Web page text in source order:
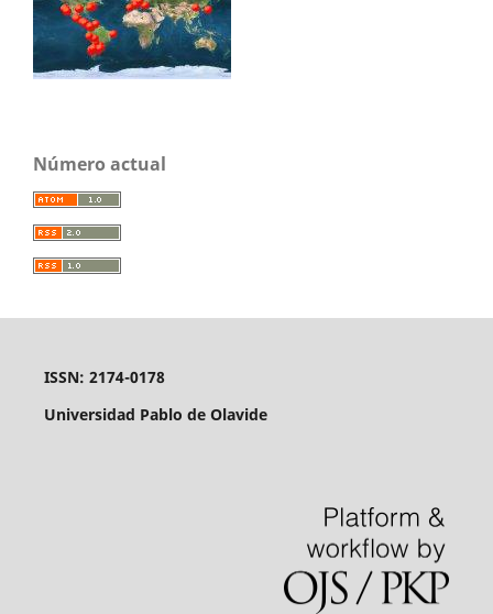
Número actual
ISSN: 2174-0178
Universidad Pablo de Olavide